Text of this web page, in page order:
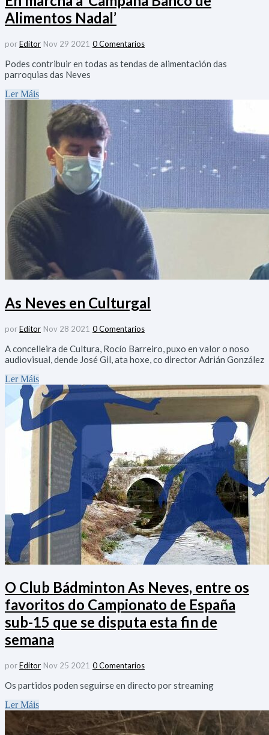
Alimentos Nadal’
porEditor Nov 29 2021 0 Comentarios
Podes contribuir en todas as tendas de alimentación das
parroquias das Neves
Ler Máis
As Neves en Culturgal
porEditor Nov 28 2021 0 Comentarios
A concelleira de Cultura, Rocío Barreiro, puxo en valor o noso
audiovisual, dende José Gil, ata hoxe, co director Adrián González
Ler Máis
O Club Bádminton As Neves, entre os
favoritos do Campionato de España
sub-15 que se disputa esta fin de
semana
porEditor Nov 25 2021 0 Comentarios
Os partidos poden seguirse en directo por streaming
Ler Máis